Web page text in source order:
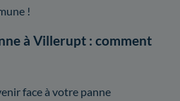
!
à Villerupt : comment
face à votre panne